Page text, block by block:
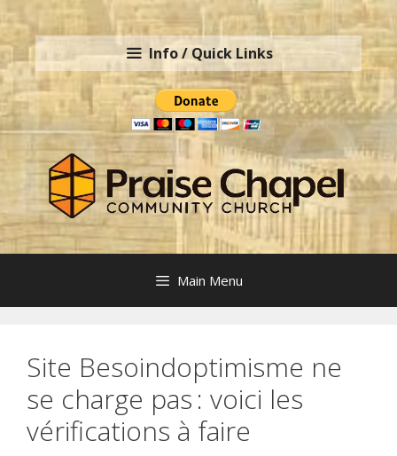
Skip
to
content
Info / Quick Links
Main Menu
Site Besoindoptimisme ne
se charge pas : voici les
vérifications à faire